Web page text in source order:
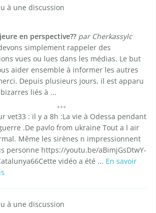
à une discussion
en perspective?? par Cherkassylc
simplement rappeler des
vues ou lues dans les médias. Le but
aider ensemble à informer les autres
Depuis plusieurs jours, il est apparu
liés à ...
vet33 : il y a 8h :La vie à Odessa pendant
.De pavlo from ukraine Tout a l air
Même les sirènes n impressionnent
personne https://youtu.be/aBimjGsDtwY-
vidéo a été ... En savoir
à une discussion